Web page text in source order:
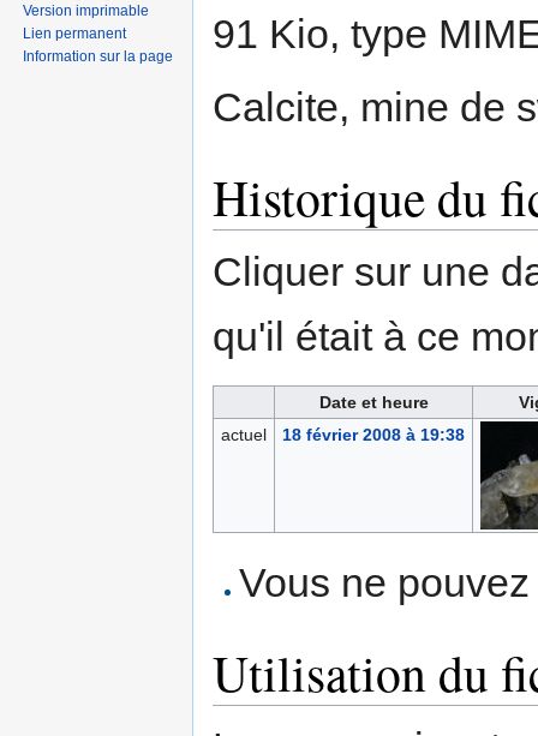
91 Kio, type
Calcite, mine de
Historique du
Cliquer sur une
qu'il était à ce
Date et heure
actuel
18 février 2008 à 19:38
Vous ne
Utilisation du
Version imprimable
Lien permanent
Information sur la page